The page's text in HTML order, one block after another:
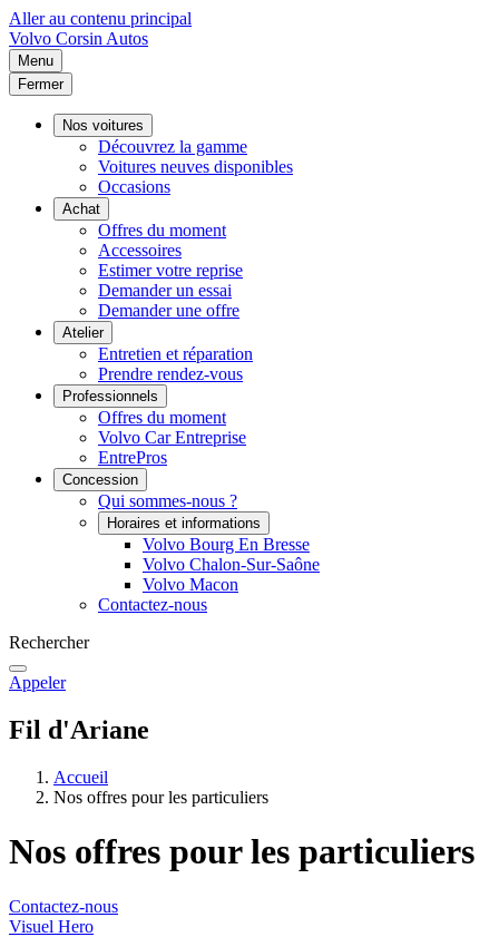
Aller au contenu principal
Volvo Corsin Autos
Menu
Fermer
Nos voitures
Découvrez la gamme
Voitures neuves disponibles
Occasions
Achat
Offres du moment
Accessoires
Estimer votre reprise
Demander un essai
Demander une offre
Atelier
Entretien et réparation
Prendre rendez-vous
Professionnels
Offres du moment
Volvo Car Entreprise
EntrePros
Concession
Qui sommes-nous ?
Horaires et informations
Volvo Bourg En Bresse
Volvo Chalon-Sur-Saône
Volvo Macon
Contactez-nous
Rechercher
Appeler
Fil d'Ariane
Accueil
Nos offres pour les particuliers
Nos offres pour les particuliers
Contactez-nous
Visuel Hero